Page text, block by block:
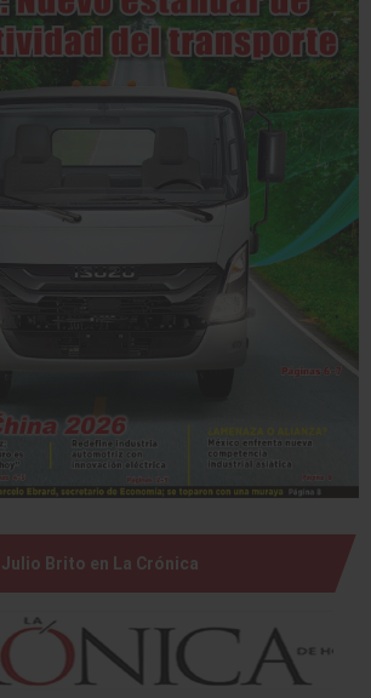
Julio Brito en La Crónica